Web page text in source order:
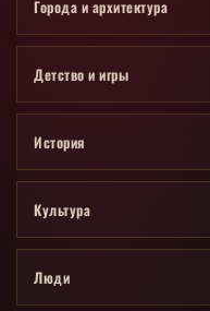
Города и архитектура
Детство и игры
История
Культура
Люди